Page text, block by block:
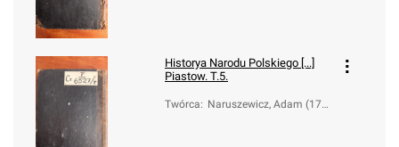
Historya Narodu Polskiego [...]
Piastow. T.5.
Twórca: Naruszewicz, Adam (173